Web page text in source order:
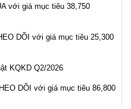
với giá mục tiêu 38,750
DÕI với giá mục tiêu 25,300
KQKD Q2/2026
DÕI với giá mục tiêu 86,800